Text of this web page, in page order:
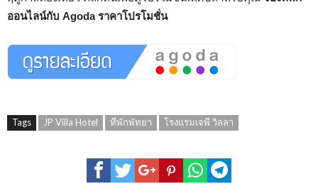
ออนไลน์กับ Agoda ราคาโปรโมชั่น
Tags JP Villa Hotel ที่พักพัทยา โรงแรมเจพี วิลลา